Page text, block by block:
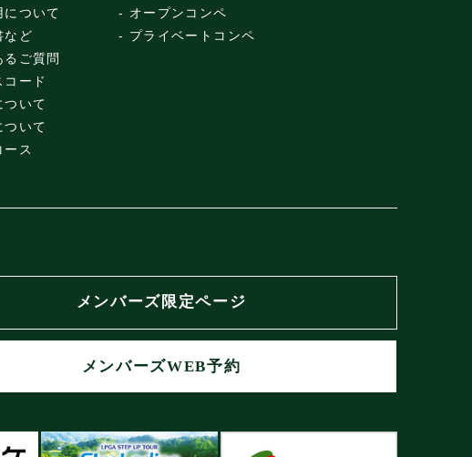
について
など
るご質問
コード
ついて
ついて
ース
オープンコンペ
プライベートコンペ
メンバーズ限定ページ
メンバーズWEB予約